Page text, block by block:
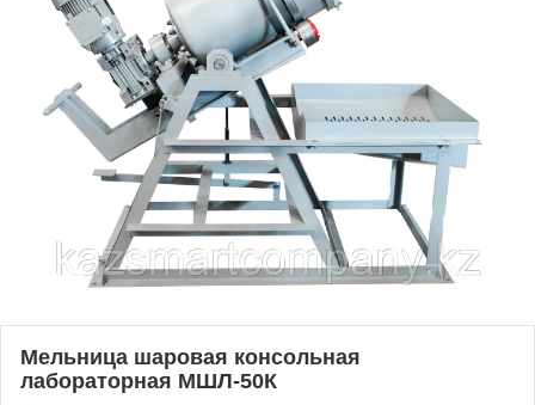
Мельница шаровая консольная
лабораторная МШЛ-50К